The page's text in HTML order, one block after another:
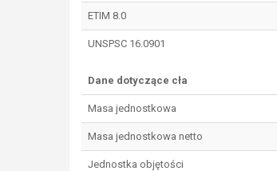
ETIM 8.0
UNSPSC 16.0901
Dane dotyczące cła
Masa jednostkowa
Masa jednostkowa netto
Jednostka objętości